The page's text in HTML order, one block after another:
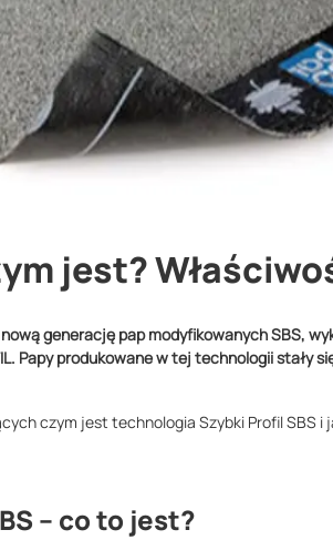
jest?
generację pap modyfikowanych SBS,
Papy produkowane w tej technologii stały
czym jest technologia Szybki Profil SBS i
– co to jest?